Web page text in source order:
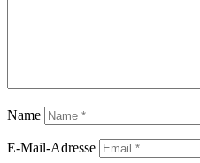
Name
E-Mail-Adresse